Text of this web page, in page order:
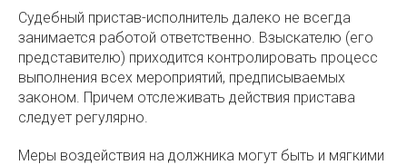
Судебный пристав-исполнитель далеко не всегда
занимается работой ответственно. Взыскателю (его
представителю) приходится контролировать процесс
выполнения всех мероприятий, предписываемых
законом. Причем отслеживать действия пристава
следует регулярно.
Меры воздействия на должника могут быть и мягкими